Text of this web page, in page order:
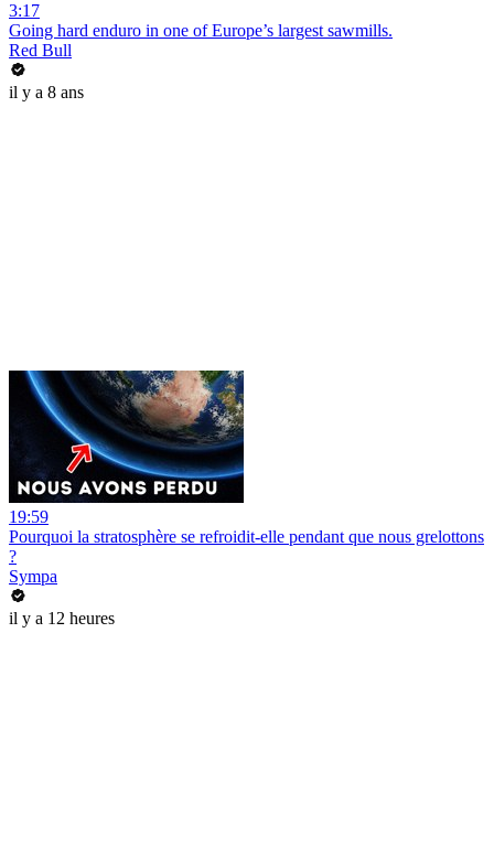
3:17
Going hard enduro in one of Europe’s largest sawmills.
Red Bull
il y a 8 ans
19:59
Pourquoi la stratosphère se refroidit-elle pendant que nous grelottons
?
Sympa
il y a 12 heures